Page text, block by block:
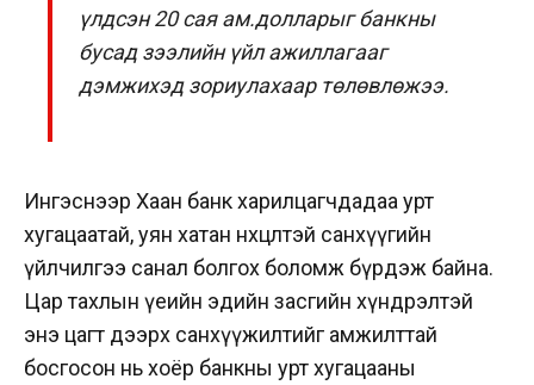
үлдсэн 20 сая ам.долларыг банкны
бусад зээлийн үйл ажиллагааг
дэмжихэд зориулахаар төлөвлөжээ.
Ингэснээр Хаан банк харилцагчдадаа урт
хугацаатай, уян хатан нөхцөлтэй санхүүгийн
үйлчилгээ санал болгох боломж бүрдэж байна.
Цар тахлын үеийн эдийн засгийн хүндрэлтэй
энэ цагт дээрх санхүүжилтийг амжилттай
босгосон нь хоёр банкны урт хугацааны